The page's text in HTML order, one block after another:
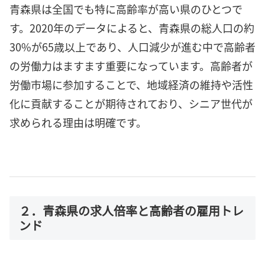
青森県は全国でも特に高齢率が高い県のひとつで
す。2020年のデータによると、青森県の総人口の約
30%が65歳以上であり、人口減少が進む中で高齢者
の労働力はますます重要になっています。高齢者が
労働市場に参加することで、地域経済の維持や活性
化に貢献することが期待されており、シニア世代が
求められる理由は明確です。
２．青森県の求人倍率と高齢者の雇用トレ
ンド